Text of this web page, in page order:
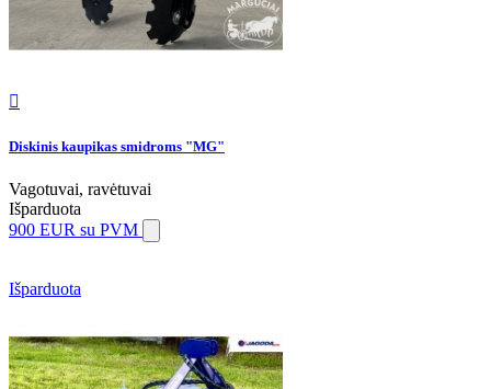

Diskinis kaupikas smidroms "MG"
Vagotuvai, ravėtuvai
Išparduota
900 EUR su PVM
Išparduota